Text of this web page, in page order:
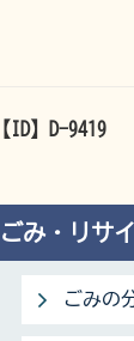
【ID】 D-9419
ごみ・リサ
ごみの